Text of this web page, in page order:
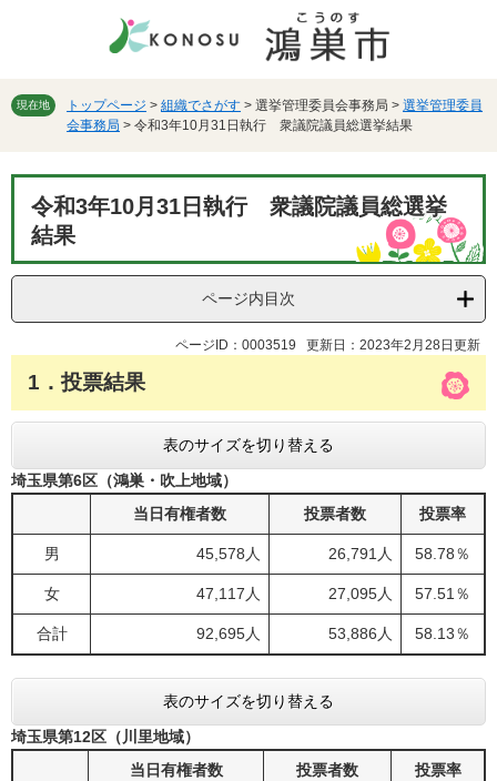
先
す。
を
し
へ
現在地 トップページ > 組織でさがす > 選挙管理委員会事務局 > 選挙管理委員
会事務局 > 令和3年10月31日執行 衆議院議員総選挙結果
令和3年10月31日執行 衆議院議員総選挙
結果
ページ内目次
ページID：0003519 更新日：2023年2月28日更新
1．投票結果
表のサイズを切り替える
埼玉県第6区（鴻巣・吹上地域）
当日有権者数
投票者数 投票率
男 45,578人 26,791人 58.78％
女 47,117人 27,095人 57.51％
合計 92,695人 53,886人 58.13％
表のサイズを切り替える
埼玉県第12区（川里地域）
当日有権者数
投票者数 投票率